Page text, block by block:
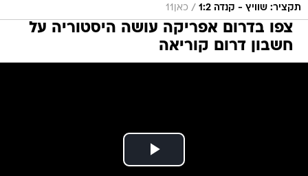
תקציר: שוויץ - קנדה 1:2 / כאן11
צפו בדרום אפריקה עושה היסטוריה על
חשבון דרום קוריאה